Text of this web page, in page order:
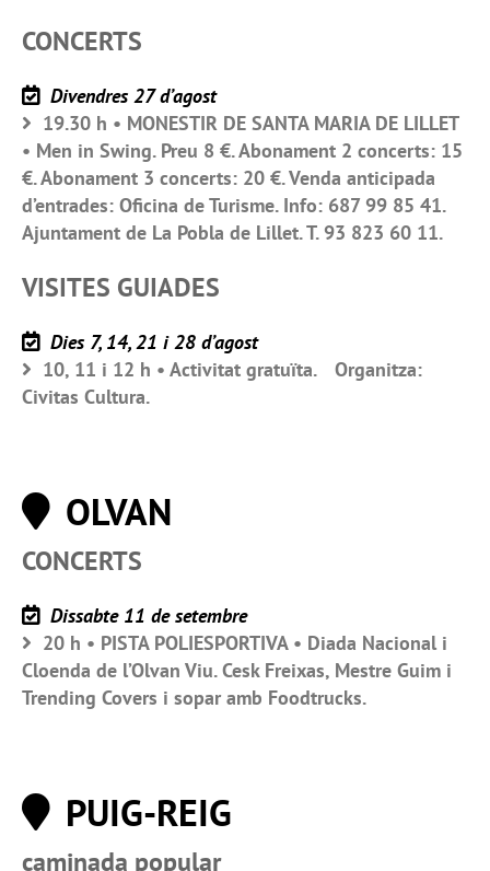
CONCERTS
Divendres 27 d’agost
19.30 h • MONESTIR DE SANTA MARIA DE LILLET
• Men in Swing. Preu 8 €. Abonament 2 concerts: 15
€. Abonament 3 concerts: 20 €. Venda anticipada
d’entrades: Oficina de Turisme. Info: 687 99 85 41.
Ajuntament de La Pobla de Lillet. T. 93 823 60 11.
VISITES GUIADES
Dies 7, 14, 21 i 28 d’agost
10, 11 i 12 h • Activitat gratuïta. Organitza:
Civitas Cultura.
OLVAN
CONCERTS
Dissabte 11 de setembre
20 h • PISTA POLIESPORTIVA • Diada Nacional i
Cloenda de l’Olvan Viu. Cesk Freixas, Mestre Guim i
Trending Covers i sopar amb Foodtrucks.
PUIG-REIG
caminada popular